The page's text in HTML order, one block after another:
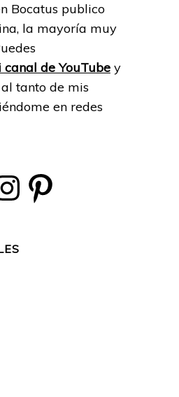
Bocatus publico
la mayoría muy
canal de YouTubey
tanto de mis
en redes
Pinterest